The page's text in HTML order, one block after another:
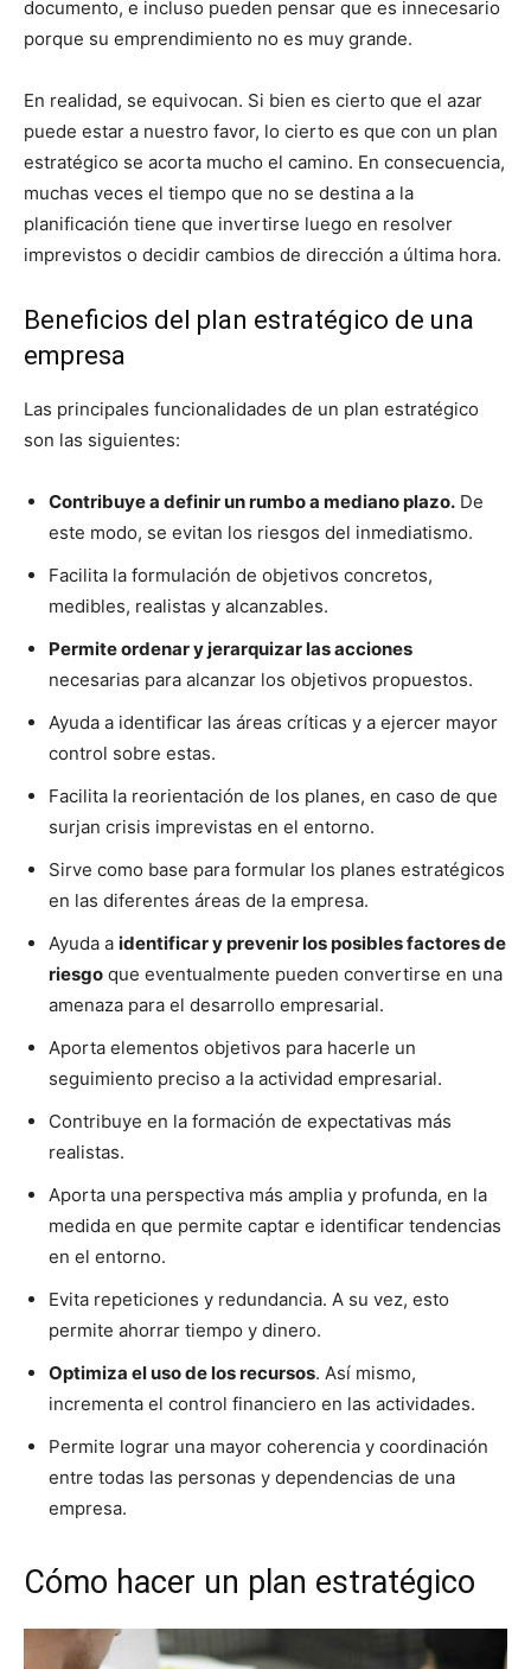
documento, e incluso pueden pensar que es innecesario
porque su emprendimiento no es muy grande.
En realidad, se equivocan. Si bien es cierto que el azar
puede estar a nuestro favor, lo cierto es que con un plan
estratégico se acorta mucho el camino. En consecuencia,
muchas veces el tiempo que no se destina a la
planificación tiene que invertirse luego en resolver
imprevistos o decidir cambios de dirección a última hora.
Beneficios del plan estratégico de una
empresa
Las principales funcionalidades de un plan estratégico
son las siguientes:
Contribuye a definir un rumbo a mediano plazo. De
este modo, se evitan los riesgos del inmediatismo.
Facilita la formulación de objetivos concretos,
medibles, realistas y alcanzables.
Permite ordenar y jerarquizar las acciones
necesarias para alcanzar los objetivos propuestos.
Ayuda a identificar las áreas críticas y a ejercer mayor
control sobre estas.
Facilita la reorientación de los planes, en caso de que
surjan crisis imprevistas en el entorno.
Sirve como base para formular los planes estratégicos
en las diferentes áreas de la empresa.
Ayuda a identificar y prevenir los posibles factores de
riesgo que eventualmente pueden convertirse en una
amenaza para el desarrollo empresarial.
Aporta elementos objetivos para hacerle un
seguimiento preciso a la actividad empresarial.
Contribuye en la formación de expectativas más
realistas.
Aporta una perspectiva más amplia y profunda, en la
medida en que permite captar e identificar tendencias
en el entorno.
Evita repeticiones y redundancia. A su vez, esto
permite ahorrar tiempo y dinero.
Optimiza el uso de los recursos. Así mismo,
incrementa el control financiero en las actividades.
Permite lograr una mayor coherencia y coordinación
entre todas las personas y dependencias de una
empresa.
Cómo hacer un plan estratégico